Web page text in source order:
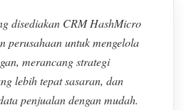
disediakan CRM HashMicro
perusahaan untuk mengelola
merancang strategi
lebih tepat sasaran, dan
penjualan dengan mudah.